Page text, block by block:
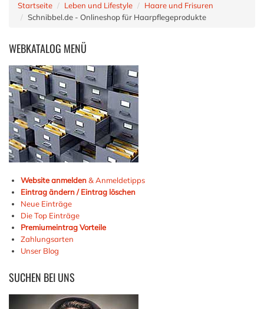
Startseite Leben und Lifestyle
Haare und Frisuren
Schnibbel.de - Onlineshop für Haarpflegeprodukte
WEBKATALOG MENÜ
Website anmelden& Anmeldetipps
Eintrag ändern / Eintrag löschen
Neue Einträge
Die Top Einträge
Premiumeintrag Vorteile
Zahlungsarten
Unser Blog
SUCHEN BEI UNS